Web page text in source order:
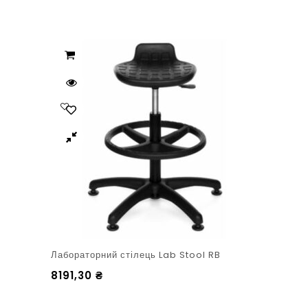
Лабораторний стілець Lab Stool RB
8191,30 ₴